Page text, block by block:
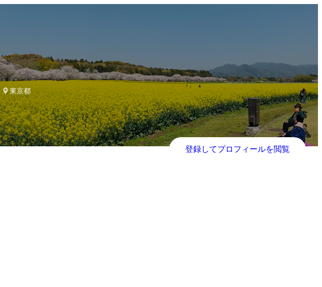
東京都
登録してプロフィールを閲覧